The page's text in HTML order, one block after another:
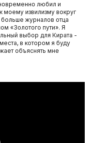
любил и
моему извилизму вокруг
журналов отца
«Золотого пути». Я
выбор для Кирата -
в котором я буду
объяснять мне